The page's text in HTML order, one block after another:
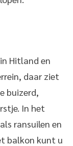
Hitland en
daar ziet
buizerd,
In het
ransuilen en
balkon kunt u